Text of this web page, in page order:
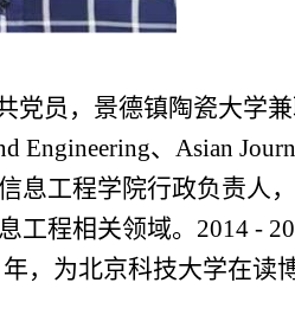
党员，景德镇陶瓷大学
Engineering、 Asian
息工程学院行政负责人
工程相关领域。 2014 -
年，为北京科技大学在读